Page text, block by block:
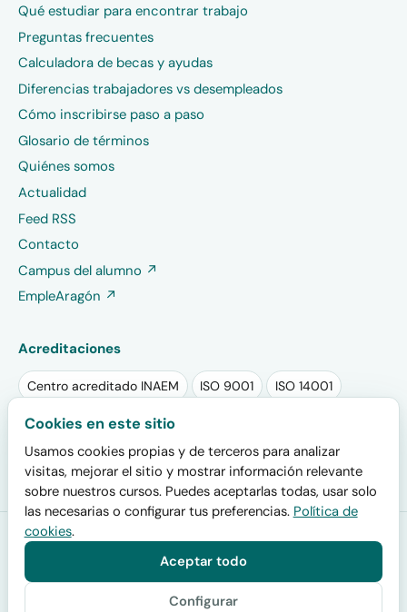
Qué estudiar para encontrar trabajo
Preguntas frecuentes
Calculadora de becas y ayudas
Diferencias trabajadores vs desempleados
Cómo inscribirse paso a paso
Glosario de términos
Quiénes somos
Actualidad
Feed RSS
Contacto
Campus del alumno ↗
EmpleAragón ↗
Acreditaciones
Centro acreditado INAEM ISO 9001 ISO 14001
Sello RSA PLUS 2025 Sello EFR
Plan de igualdad registrado
Formación San Miguel· Centro acreditado por el INAEM (código
de centro colaborador 200000019) y por el SEPE para impartir
certificados de profesionalidad oficiales · Calle San Juan de la
Cruz 30, 50006 Zaragoza · Desde 2001.
Cookies en este sitio
Usamos cookies propias y de terceros para analizar
visitas, mejorar el sitio y mostrar información relevante
sobre nuestros cursos. Puedes aceptarlas todas, usar solo
las necesarias o configurar tus preferencias. Política de
cookies.
Configurar
Aceptar todo